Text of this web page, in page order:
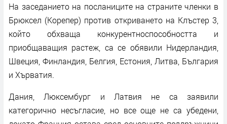
На заседанието на посланиците на страните членки в
Брюксел (Корепер) против откриването на Клъстер 3,
който обхваща конкурентноспособността и
приобщаващия растеж, са се обявили Нидерландия,
Швеция, Финландия, Белгия, Естония, Литва, България
и Хърватия.
Дания, Люксембург и Латвия не са заявили
категорично несъгласие, но все още не са убедени,